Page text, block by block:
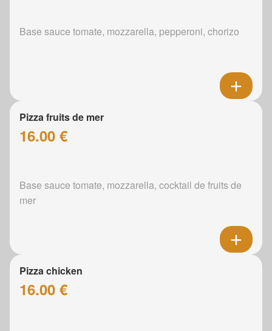
Base sauce tomate, mozzarella, pepperoni, chorizo
Pizza fruits de mer
16.00 €
Base sauce tomate, mozzarella, cocktail de fruits de
mer
Pizza chicken
16.00 €